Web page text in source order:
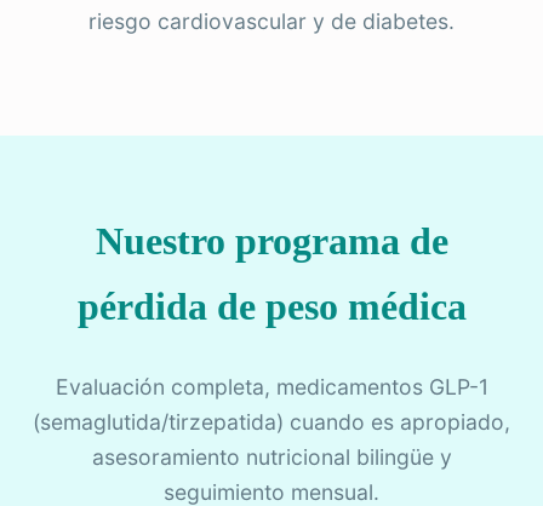
riesgo cardiovascular y de diabetes.
Nuestro programa de
pérdida de peso médica
Evaluación completa, medicamentos GLP-1
(semaglutida/tirzepatida) cuando es apropiado,
asesoramiento nutricional bilingüe y
seguimiento mensual.